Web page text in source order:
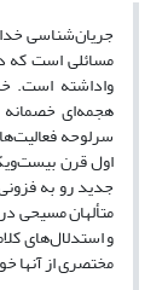
جریان‌شناسی
مسائلی است که
واداشته است.
هجمه‌ای خصمانه
سرلوحه
اول قرن
جدید رو به
متألهان مسیحی
و استدلال‌های
مختصری از آنها